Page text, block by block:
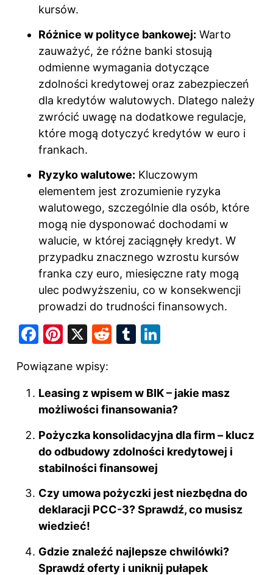
kursów.
Różnice w polityce bankowej: Warto
zauważyć, że różne banki stosują
odmienne wymagania dotyczące
zdolności kredytowej oraz zabezpieczeń
dla kredytów walutowych. Dlatego należy
zwrócić uwagę na dodatkowe regulacje,
które mogą dotyczyć kredytów w euro i
frankach.
Ryzyko walutowe: Kluczowym
elementem jest zrozumienie ryzyka
walutowego, szczególnie dla osób, które
mogą nie dysponować dochodami w
walucie, w której zaciągnęły kredyt. W
przypadku znacznego wzrostu kursów
franka czy euro, miesięczne raty mogą
ulec podwyższeniu, co w konsekwencji
prowadzi do trudności finansowych.
F
c
e
b
o
o
k
Pi
er
e
st
X
R
di
t
T
bl
r
e
dI
n
Powiązane wpisy:
Leasing z wpisem w BIK – jakie masz
możliwości finansowania?
Pożyczka konsolidacyjna dla firm – klucz
do odbudowy zdolności kredytowej i
stabilności finansowej
Czy umowa pożyczki jest niezbędna do
deklaracji PCC-3? Sprawdź, co musisz
wiedzieć!
Gdzie znaleźć najlepsze chwilówki?
Sprawdź oferty i uniknij pułapek